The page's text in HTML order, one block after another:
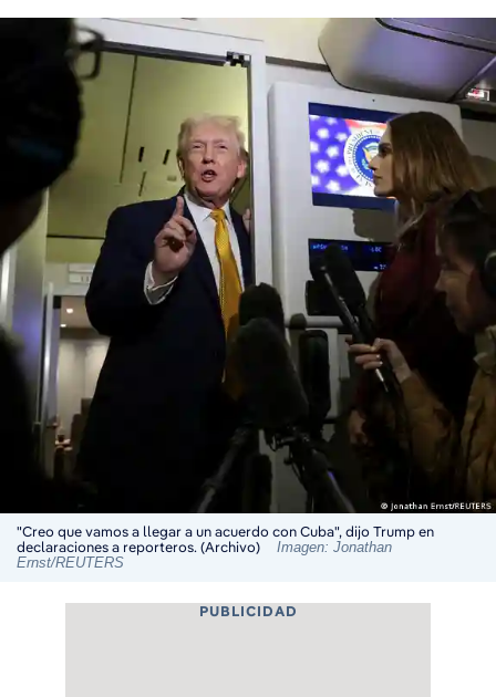
"Creo que vamos a llegar a un acuerdo con Cuba", dijo Trump en
declaraciones a reporteros. (Archivo)
Imagen: Jonathan
Ernst/REUTERS
PUBLICIDAD